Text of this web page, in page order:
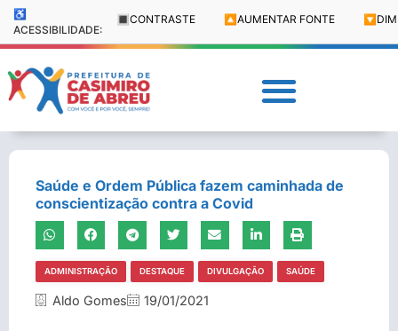
♿
ACESSIBILIDADE:
🔳 CONTRASTE 🔼 AUMENTAR FONTE 🔽
Saúde e Ordem Pública fazem caminhada de
conscientização contra a Covid
ADMINISTRAÇÃO DESTAQUE DIVULGAÇÃO SAÚDE
Aldo Gomes 19/01/2021